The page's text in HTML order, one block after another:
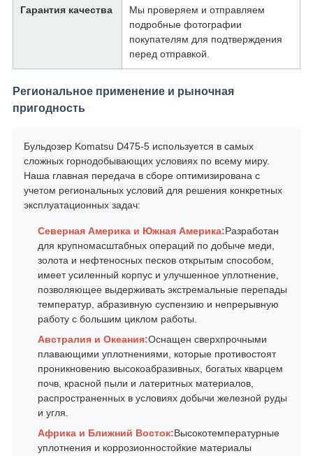
Гарантия качества
Мы проверяем и отправляем
подробные фотографии
покупателям для подтверждения
перед отправкой.
Региональное применение и рыночная
пригодность
Бульдозер Komatsu D475-5 используется в самых
сложных горнодобывающих условиях по всему миру.
Наша главная передача в сборе оптимизирована с
учетом региональных условий для решения конкретных
эксплуатационных задач:
Северная Америка и Южная Америка:Разработан
для крупномасштабных операций по добыче меди,
золота и нефтеносных песков открытым способом,
имеет усиленный корпус и улучшенное уплотнение,
позволяющее выдерживать экстремальные перепады
температур, абразивную суспензию и непрерывную
работу с большим циклом работы.
Австралия и Океания:Оснащен сверхпрочными
плавающими уплотнениями, которые противостоят
проникновению высокоабразивных, богатых кварцем
почв, красной пыли и латеритных материалов,
распространенных в условиях добычи железной руды
и угля.
Африка и Ближний Восток:Высокотемпературные
уплотнения и коррозионностойкие материалы